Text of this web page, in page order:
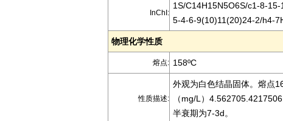
InChI:
1S/C14H15N5O6S/c1-8-
5-4-6-9(10)11(20)24-2/h4-
物理化学性质
熔点: 158ºC
性质描述:
外观为白色结晶固体。熔点
（mg/L）
半衰期为7-3d。